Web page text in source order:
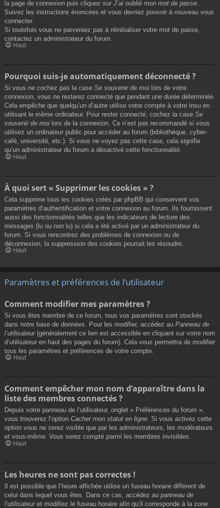
la page de connexion puis cliquez sur J’ai oublié mon mot de passe
Suivez les instructions énoncées et vous devriez pouvoir à nouveau vous
connecter.
Si toutefois vous ne parveniez pas à réinitialiser votre mot de passe,
contactez un administrateur du forum.
Haut
Pourquoi suis-je automatiquement déconnecté ?
Si vous ne cochez pas la case Se souvenir de moi lors de votre
connexion, vous ne resterez connecté que pendant une durée déterminée.
Cela empêche que quelqu’un d’autre utilise votre compte à votre insu en
utilisant le même ordinateur. Pour rester connecté, cochez la case Se
souvenir de moi lors de la connexion. Ce n’est pas recommandé si vous
utilisez un ordinateur public pour accéder au forum (bibliothèque, cyber-
café, université, etc.). Si vous ne voyez pas cette case, cela signifie
qu’un administrateur du forum a désactivé cette fonctionnalité.
Haut
À quoi sert « Supprimer les cookies » ?
Cela supprime tous les cookies créés par phpBB qui conservent vos
paramètres d’authentification et votre connexion au forum. Ils fournissent
aussi des fonctionnalités telles que les indicateurs de lecture des
messages (lu ou non lu) si cela a été activé par un administrateur du
forum. Si vous rencontrez des problèmes de connexion ou de
déconnexion, la suppression des cookies pourrait les résoudre.
Haut
Paramètres et préférences de l’utilisateur
Comment modifier mes paramètres ?
Si vous êtes membre de ce forum, tous vos paramètres sont stockés
dans notre base de données. Pour les modifier, accédez au Panneau de
l’utilisateur(généralement ce lien est accessible en cliquant sur votre nom
d’utilisateur en haut des pages du forum). Cela vous permettra de modifier
tous les paramètres et préférences de votre compte.
Haut
Comment empêcher mon nom d’apparaître dans la
liste des membres connectés ?
Depuis votre panneau de l’utilisateur, onglet « Préférences du forum »,
vous trouverez l’option Cacher mon statut en ligne. Si vous activez cette
option vous ne serez visible que par les administrateurs, les modérateurs
et vous-même. Vous serez compté parmi les membres invisibles.
Haut
Les heures ne sont pas correctes !
Il est possible que l’heure affichée utilise un fuseau horaire différent de
celui dans lequel vous êtes. Dans ce cas, accédez au panneau de
l’utilisateuret modifiez le fuseau horaire afin qu’il corresponde à la zone